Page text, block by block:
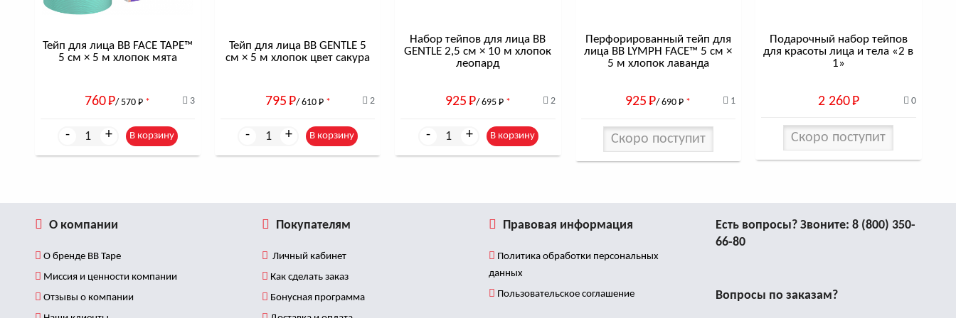
Тейп для лица BB FACE TAPE™
5 см × 5 м хлопок мята
760Р/ 570 Р * 3
- + В корзину
Тейп для лица BB GENTLE 5
см × 5 м хлопок цвет сакура
795 Р/ 610 Р * 2
- + В корзину
Набор тейпов для лица BB
GENTLE 2,5 см × 10 м хлопок
леопард
925 Р/ 695 Р * 2
- + В корзину
Перфорированный тейп для
лица BB LYMPH FACE™ 5 см ×
5 м хлопок лаванда
925 Р/ 690 Р * 1
Скоро поступит
Подарочный набор тейпов
для красоты лица и тела «2 в
1»
2 260Р 0
Скоро поступит
О компании
О бренде BB Tape
Миссия и ценности компании
Отзывы о компании
Покупателям
Личный кабинет
Как сделать заказ
Бонусная программа
Правовая информация
Политика обработки персональных
данных
Пользовательское соглашение
Есть вопросы? Звоните:8 (800) 350-
66-80
Вопросы по заказам?